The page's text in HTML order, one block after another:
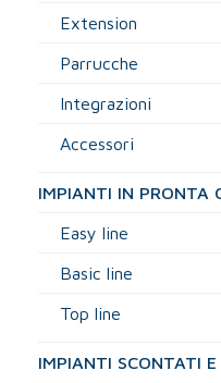
Extension
Parrucche
Integrazioni
Accessori
IMPIANTI IN PRONTA
Easy line
Basic line
Top line
IMPIANTI SCONTATI